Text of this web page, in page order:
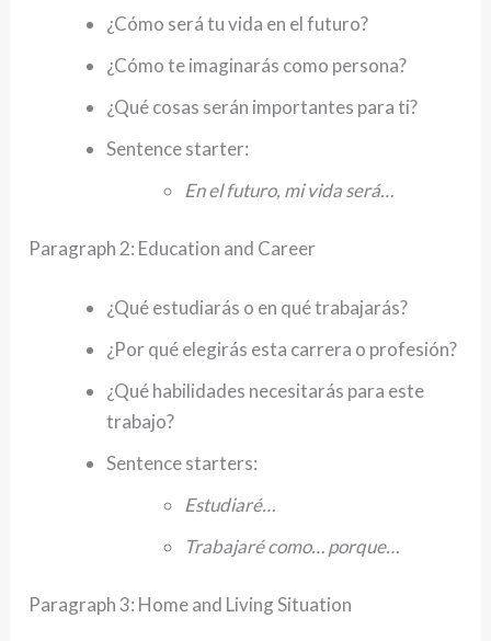
¿Cómo será tu vida en el futuro?
¿Cómo te imaginarás como persona?
¿Qué cosas serán importantes para ti?
Sentence starter:
En el futuro, mi vida será…
Paragraph 2: Education and Career
¿Qué estudiarás o en qué trabajarás?
¿Por qué elegirás esta carrera o profesión?
¿Qué habilidades necesitarás para este
trabajo?
Sentence starters:
Estudiaré…
Trabajaré como… porque…
Paragraph 3: Home and Living Situation